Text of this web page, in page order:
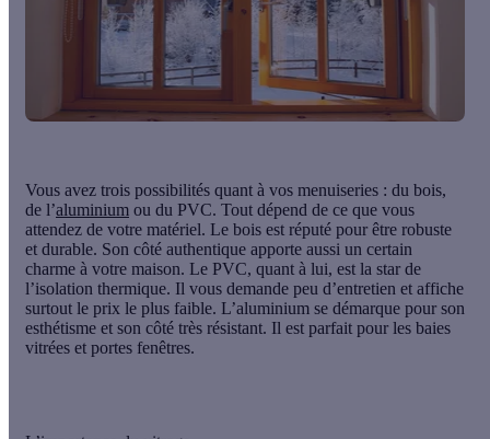
Vous avez trois possibilités quant à vos menuiseries : du bois,
de l’aluminium ou du PVC. Tout dépend de ce que vous
attendez de votre matériel. Le bois est réputé pour être robuste
et durable. Son côté authentique apporte aussi un certain
charme à votre maison. Le PVC, quant à lui, est la star de
l’isolation thermique. Il vous demande peu d’entretien et affiche
surtout le prix le plus faible. L’aluminium se démarque pour son
esthétisme et son côté très résistant. Il est parfait pour les baies
vitrées et portes fenêtres.